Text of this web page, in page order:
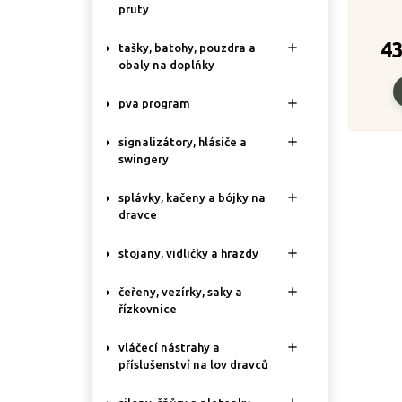
pruty
tašky, batohy, pouzdra a
obaly na doplňky

pva program 
signalizátory, hlásiče a
swingery

splávky, kačeny a bójky na
dravce

stojany, vidličky a hrazdy 
čeřeny, vezírky, saky a
řízkovnice

vláčecí nástrahy a
příslušenství na lov dravců
